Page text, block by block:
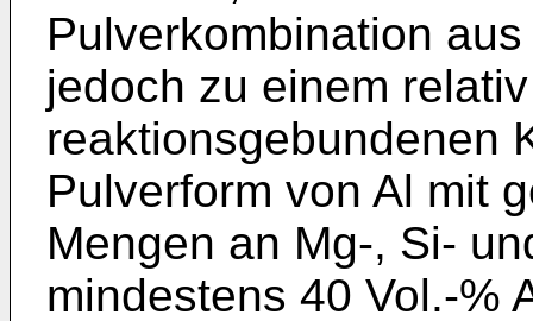
Pulverkombination
jedoch zu einem
reaktionsgebundenen
Pulverform von Al mit
Mengen an Mg-, Si-
mindestens 40 Vol.-%